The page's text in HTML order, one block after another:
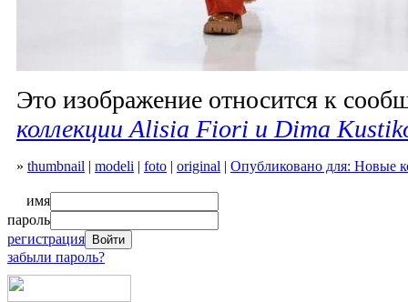
Это изображение относится к
коллекции Alisia Fiori и Dima
» thumbnail | modeli | foto | original | Опубликовано для: Новые
имя
пароль
регистрация
забыли пароль?